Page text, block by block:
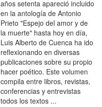
años setenta apareció incluido
en la antología de Antonio
Prieto "Espejo del amor y de
la muerte" hasta hoy en día,
Luis Alberto de Cuenca ha ido
reflexionando en diversas
publicaciones sobre su propio
hacer poético. Este volumen
compila entre libros, revistas,
conferencias y entrevistas
todos los textos ...